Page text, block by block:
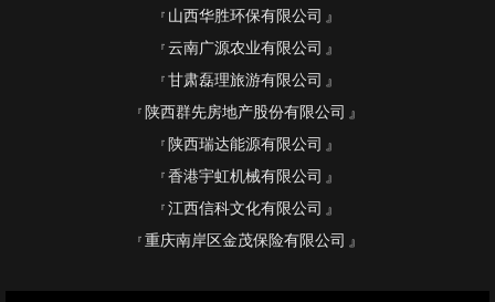
山西华胜环保有限公司
云南广源农业有限公司
甘肃磊理旅游有限公司
陕西群先房地产股份有限公司
陕西瑞达能源有限公司
香港宇虹机械有限公司
江西信科文化有限公司
重庆南岸区金茂保险有限公司